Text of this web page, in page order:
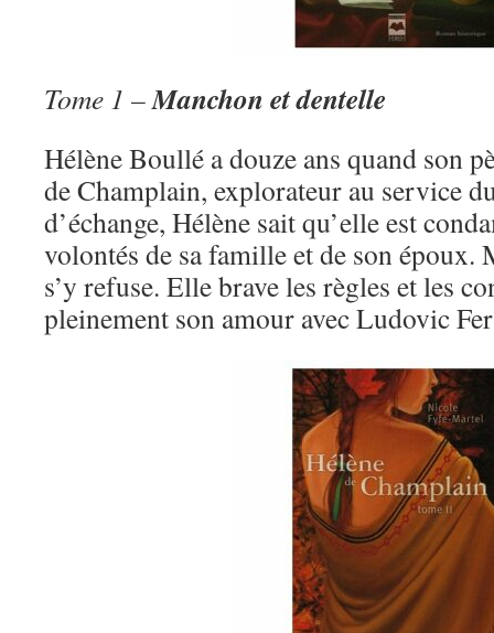
Tome 1 –Manchon et dentelle
Hélène Boullé a douze ans quand son
de Champlain, explorateur au service
d’échange, Hélène sait qu’elle est
volontés de sa famille et de son époux.
s’y refuse. Elle brave les règles et les
pleinement son amour avec Ludovic